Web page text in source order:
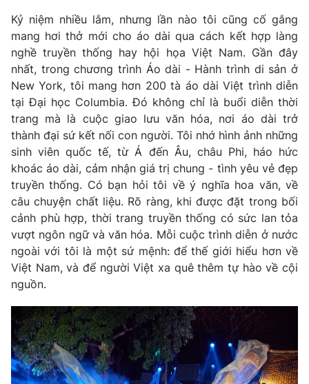
Nguyễn Trọng Ninh
Tổng đài VTV:024.38 355 931 - 024.38 355 932
Ðiện thoại Thời báo VTV:024.66 897 897
Email: toasoan@vtv.vn
Liên hệ quảng cáo:
024-7300.7108
® Cấm sao chép dưới mọi hình thức nếu không có sự chấp
thuận bằng văn bản. Ghi rõ nguồn VTV.vn khi phát hành lại
thông tin từ website này.
Kỷ niệm nhiều lắm, nhưng lần nào tôi cũng cố gắng
mang hơi thở mới cho áo dài qua cách kết hợp làng
nghề truyền thống hay hội họa Việt Nam. Gần đây
nhất, trong chương trình Áo dài - Hành trình di sản ở
New York, tôi mang hơn 200 tà áo dài Việt trình diễn
tại Đại học Columbia. Đó không chỉ là buổi diễn thời
trang mà là cuộc giao lưu văn hóa, nơi áo dài trở
thành đại sứ kết nối con người. Tôi nhớ hình ảnh những
sinh viên quốc tế, từ Á đến Âu, châu Phi, háo hức
khoác áo dài, cảm nhận giá trị chung - tình yêu vẻ đẹp
truyền thống. Có bạn hỏi tôi về ý nghĩa hoa văn, về
câu chuyện chất liệu. Rõ ràng, khi được đặt trong bối
cảnh phù hợp, thời trang truyền thống có sức lan tỏa
vượt ngôn ngữ và văn hóa. Mỗi cuộc trình diễn ở nước
ngoài với tôi là một sứ mệnh: để thế giới hiểu hơn về
Việt Nam, và để người Việt xa quê thêm tự hào về cội
nguồn.